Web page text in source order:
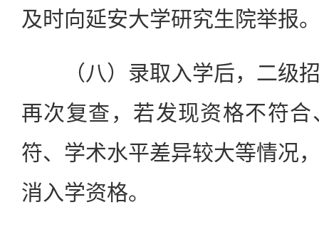
及时向延安大学研究生院举报
（八）录取入学后，二级招
再次复查，若发现资格不符
符、学术水平差异较大等情况
消入学资格。